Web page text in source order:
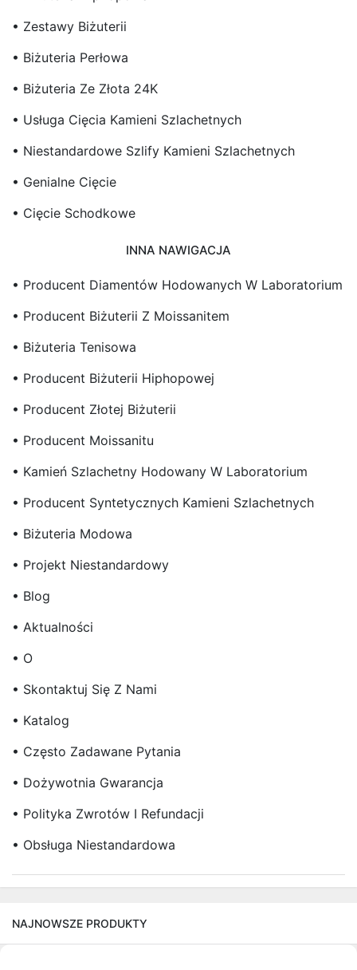
• Zestawy Biżuterii
• Biżuteria Perłowa
• Biżuteria Ze Złota 24K
• Usługa Cięcia Kamieni Szlachetnych
• Niestandardowe Szlify Kamieni Szlachetnych
• Genialne Cięcie
• Cięcie Schodkowe
INNA NAWIGACJA
• Producent Diamentów Hodowanych W Laboratorium
• Producent Biżuterii Z Moissanitem
• Biżuteria Tenisowa
• Producent Biżuterii Hiphopowej
• Producent Złotej Biżuterii
• Producent Moissanitu
• Kamień Szlachetny Hodowany W Laboratorium
• Producent Syntetycznych Kamieni Szlachetnych
• Biżuteria Modowa
• Projekt Niestandardowy
• Blog
• Aktualności
• O
• Skontaktuj Się Z Nami
• Katalog
• Często Zadawane Pytania
• Dożywotnia Gwarancja
• Polityka Zwrotów I Refundacji
• Obsługa Niestandardowa
NAJNOWSZE PRODUKTY